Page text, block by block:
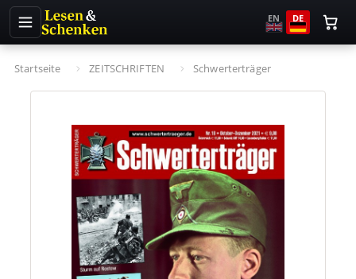
EN DE
Startseite ZEITSCHRIFTEN Schwerterträger